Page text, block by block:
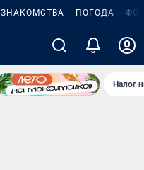
ЗНАКОМСТВА ПОГОДА
Налог